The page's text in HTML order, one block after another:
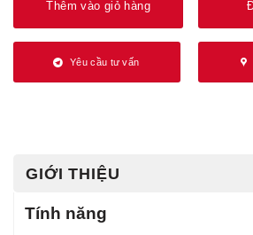
Thêm vào giỏ hàng
Yêu cầu tư vấn
GIỚI THIỆU
Tính năng